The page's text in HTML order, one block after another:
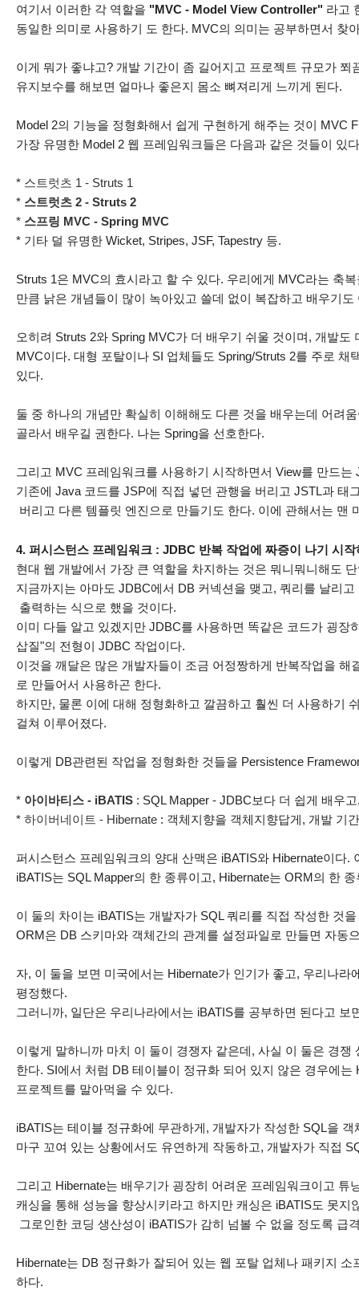
여기서 이러한 각 역할을 "MVC - Model View Controller" 라고
동일한 의미로 사용하기 도 한다. MVC의 의미는 공부하면서 찾
이게 뭐가 좋냐고? 개발 기간이 좀 길어지고 프로젝트 규모가
유지보수를 해보면 얼마나 좋은지 몸소 뼈져리게 느끼게 된다.
Model 2의 기능을 정형화해서 쉽게 구현하게 해주는 것이 MVC
가장 유명한 Model 2 웹 프레임워크들은 다음과 같은 것들이 있
* 스트럿츠 1 - Struts 1
* 스트럿츠 2 - Struts 2
* 스프링 MVC - Spring MVC
* 기타 덜 유명한 Wicket, Stripes, JSF, Tapestry 등.
Struts 1은 MVC의 효시라고 할 수 있다. 우리에게 MVC라는 축
만큼 낡은 개념들이 많이 녹아있고 쓸데 없이 복잡하고 배우기도
오히려 Struts 2와 Spring MVC가 더 배우기 쉬울 것이며, 개발
MVC이다. 대형 포탈이나 SI 업체들도 Spring/Struts 2를 주로
있다.
둘 중 하나의 개념만 확실히 이해해도 다른 것을 배우는데 어려
골라서 배우길 권한다. 나는 Spring을 선호한다.
그리고 MVC 프레임워크를 사용하기 시작하면서 View를 만드
기존에 Java 코드를 JSP에 직접 넣던 관행을 버리고 JSTL과 태
버리고 다른 템플릿 엔진으로 만들기도 한다. 이에 관해서는 맨
4. 퍼시스턴스 프레임워크 : JDBC 반복 작업에 짜증이 나기 시작
현대 웹 개발에서 가장 큰 역할을 차지하는 것은 뭐니뭐니해도
지금까지는 아마도 JDBC에서 DB 커넥션을 맺고, 쿼리를 날리
출력하는 식으로 했을 것이다.
이미 다들 알고 있겠지만 JDBC를 사용하면 똑같은 코드가 굉장
삽질"의 전형이 JDBC 작업이다.
이것을 깨달은 많은 개발자들이 조금 어정짱하게 반복작업을 해
로 만들어서 사용하곤 한다.
하지만, 물론 이에 대해 정형화하고 깔끔하고 훨씬 더 사용하기
걸쳐 이루어졌다.
이렇게 DB관련된 작업을 정형화한 것들을 Persistence
* 아이바티스 - iBATIS : SQL Mapper - JDBC보다 더 쉽게 배우
* 하이버네이트 - Hibernate : 객체지향을 객체지향답게, 개발 기
퍼시스턴스 프레임워크의 양대 산맥은 iBATIS와 Hibernate이다.
iBATIS는 SQL Mapper의 한 종류이고, Hibernate는 ORM의 한
이 둘의 차이는 iBATIS는 개발자가 SQL 쿼리를 직접 작성한 것
ORM은 DB 스키마와 객체간의 관계를 설정파일로 만들면 자동
자, 이 둘을 보면 미국에서는 Hibernate가 인기가 좋고, 우리나
평정했다.
그러니까, 일단은 우리나라에서는 iBATIS를 공부하면 된다고 보
이렇게 말하니까 마치 이 둘이 경쟁자 같은데, 사실 이 둘은 경
한다. SI에서 처럼 DB 테이블이 정규화 되어 있지 않은 경우에
프로젝트를 말아먹을 수 있다.
iBATIS는 테이블 정규화에 무관하게, 개발자가 작성한 SQL을
마구 꼬여 있는 상황에서도 유연하게 작동하고, 개발자가 직접
그리고 Hibernate는 배우기가 굉장히 어려운 프레임워크이고
캐싱을 통해 성능을 향상시키라고 하지만 캐싱은 iBATIS도 못지
그로인한 코딩 생산성이 iBATIS가 감히 넘볼 수 없을 정도록 급
Hibernate는 DB 정규화가 잘되어 있는 웹 포탈 업체나 패키지
하다.